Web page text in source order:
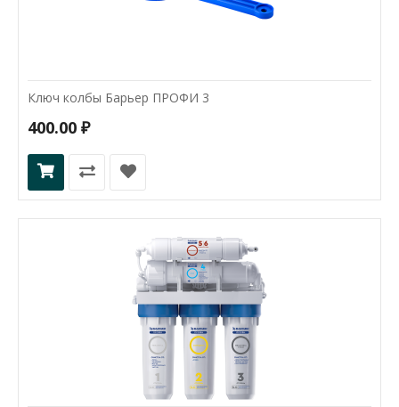
Ключ колбы Барьер ПРОФИ 3
400.00 ₽